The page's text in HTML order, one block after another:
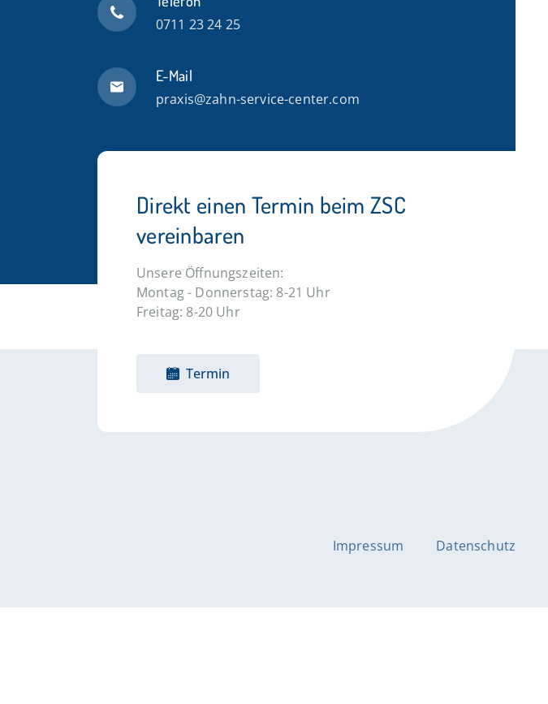
0711 23 24 25
E-Mail
praxis@zahn-service-center.com
Direkt einen Termin beim ZSC
vereinbaren
Unsere Öffnungszeiten:
Montag - Donnerstag: 8-21 Uhr
Freitag: 8-20 Uhr
Termin
Impressum Datenschutz